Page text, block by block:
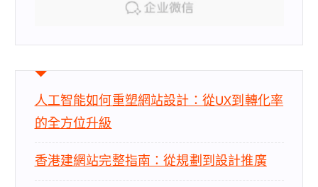
人工智能如何重塑網站設計：從UX到轉化率
的全方位升級
香港建網站完整指南：從規劃到設計推廣